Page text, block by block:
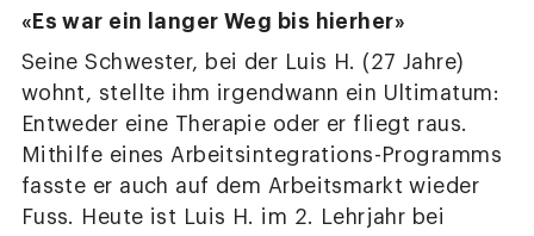
«Es war ein langer Weg bis hierher»
Seine Schwester, bei der Luis H. (27 Jahre)
wohnt, stellte ihm irgendwann ein Ultimatum:
Entweder eine Therapie oder er fliegt raus.
Mithilfe eines Arbeitsintegrations-Programms
fasste er auch auf dem Arbeitsmarkt wieder
Fuss. Heute ist Luis H. im 2. Lehrjahr bei